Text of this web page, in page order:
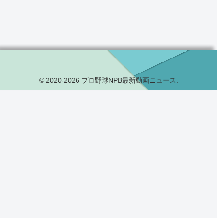
© 2020-2026 プロ野球NPB最新動画ニュース.